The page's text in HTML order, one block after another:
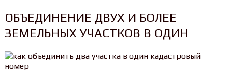
ОБЪЕДИНЕНИЕ ДВУХ И БОЛЕЕ
ЗЕМЕЛЬНЫХ УЧАСТКОВ В ОДИН